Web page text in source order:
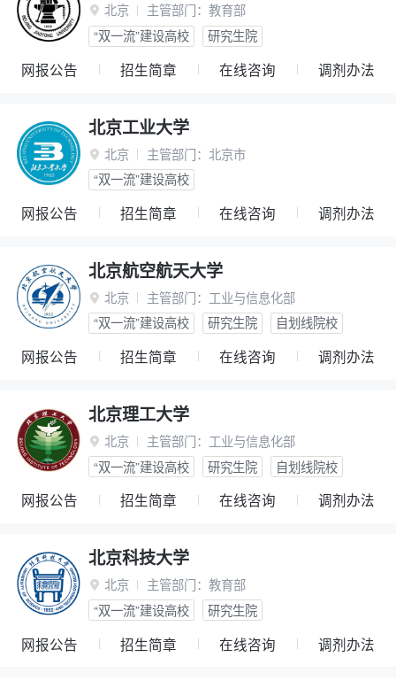
 北京 主管部门： 教育部
“双一流”建设高校
研究生院
网报公告 招生简章 在线咨询 调剂办法
北京工业大学
 北京 主管部门： 北京市
“双一流”建设高校
网报公告 招生简章 在线咨询 调剂办法
北京航空航天大学
 北京 主管部门： 工业与信息化部
“双一流”建设高校
研究生院 自划线院校
网报公告 招生简章 在线咨询 调剂办法
北京理工大学
 北京 主管部门： 工业与信息化部
“双一流”建设高校
研究生院 自划线院校
网报公告 招生简章 在线咨询 调剂办法
北京科技大学
 北京 主管部门： 教育部
“双一流”建设高校
研究生院
网报公告 招生简章 在线咨询 调剂办法